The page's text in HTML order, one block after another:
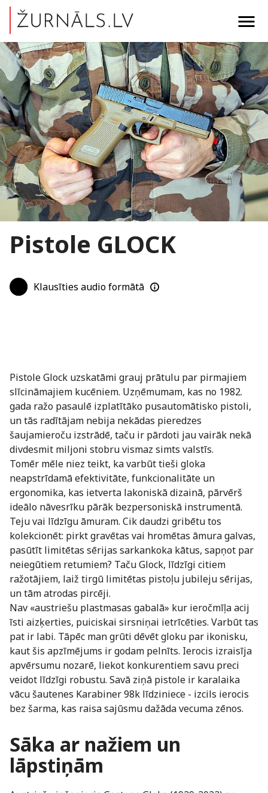
menu
Pistole GLOCK
Klausīties audio formātā
Pistole Glock uzskatāmi grauj prātulu par pirmajiem
slīcināmajiem kucēniem. Uzņēmumam, kas no 1982.
gada ražo pasaulē izplatītāko pusautomātisko pistoli,
un tās radītājam nebija nekādas pieredzes
šaujamieroču izstrādē, taču ir pārdoti jau vairāk nekā
divdesmit miljoni stobru vismaz simts valstīs.
Tomēr mēle niez teikt, ka varbūt tieši gloka
neapstrīdamā efektivitāte, funkcionalitāte un
ergonomika, kas ietverta lakoniskā dizainā, pārvērš
ideālo nāvesrīku pārāk bezpersoniskā instrumentā.
Teju vai līdzīgu āmuram. Cik daudzi gribētu tos
kolekcionēt: pirkt gravētas vai hromētas āmura galvas,
pasūtīt limitētas sērijas sarkankoka kātus, sapņot par
neiegūtiem retumiem? Taču Glock, līdzīgi citiem
ražotājiem, laiž tirgū limitētas pistoļu jubileju sērijas,
un tām atrodas pircēji.
Nav «austriešu plastmasas gabalā» kur ieročmīļa acij
īsti aizķerties, puiciskai sirsniņai ietrīcēties. Varbūt tas
pat ir labi. Tāpēc man grūti dēvēt gloku par ikonisku,
kaut šis apzīmējums ir godam pelnīts. Ierocis izraisīja
apvērsumu nozarē, liekot konkurentiem savu preci
veidot līdzīgi robustu. Savā ziņā pistole ir karalaika
vācu šautenes Karabiner 98k līdziniece - izcils ierocis
bez šarma, kas raisa sajūsmu dažāda vecuma zēnos.
Sāka ar nažiem un
lāpstiņām